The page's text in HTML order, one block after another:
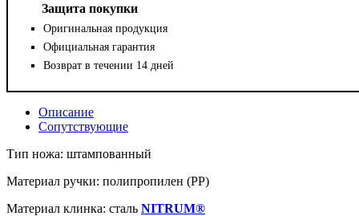
Защита покупки
Оригинальная продукция
Официальная гарантия
Возврат в течении 14 дней
Описание
Сопутствующие
Тип ножа: штампованный
Материал ручки: полипропилен (PP)
Материал клинка: сталь NITRUM®